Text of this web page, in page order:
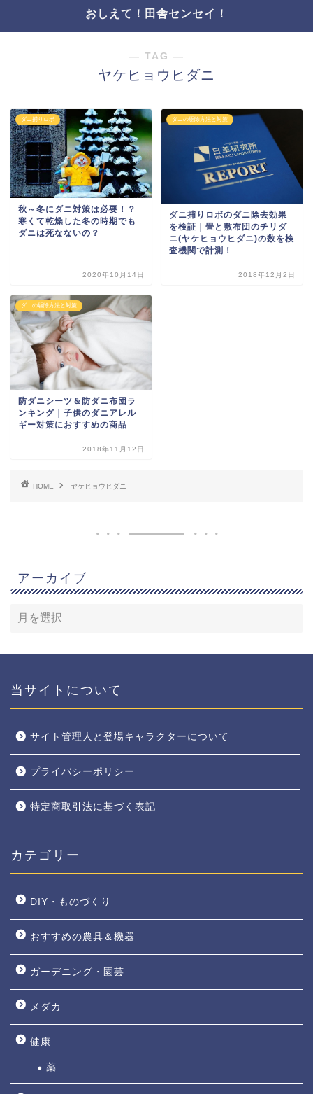
おしえて！田舎センセイ！
― TAG ―
ヤケヒョウヒダニ
ダニ捕りロボ
秋～冬にダニ対策は必要！？
寒くて乾燥した冬の時期でも
ダニは死なないの？
2020年10月14日
ダニの駆除方法と対策
ダニ捕りロボのダニ除去効果
を検証｜畳と敷布団のチリダ
ニ(ヤケヒョウヒダニ)の数を検
査機関で計測！
2018年12月2日
ダニの駆除方法と対策
防ダニシーツ＆防ダニ布団ラ
ンキング｜子供のダニアレル
ギー対策におすすめの商品
2018年11月12日
HOME ヤケヒョウヒダニ
アーカイブ
当サイトについて
サイト管理人と登場キャラクターについて
プライバシーポリシー
特定商取引法に基づく表記
カテゴリー
DIY・ものづくり
おすすめの農具＆機器
ガーデニング・園芸
メダカ
健康
薬